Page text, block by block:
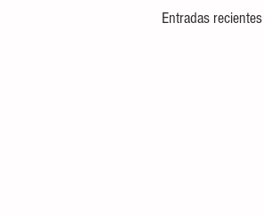
Entradas recientes